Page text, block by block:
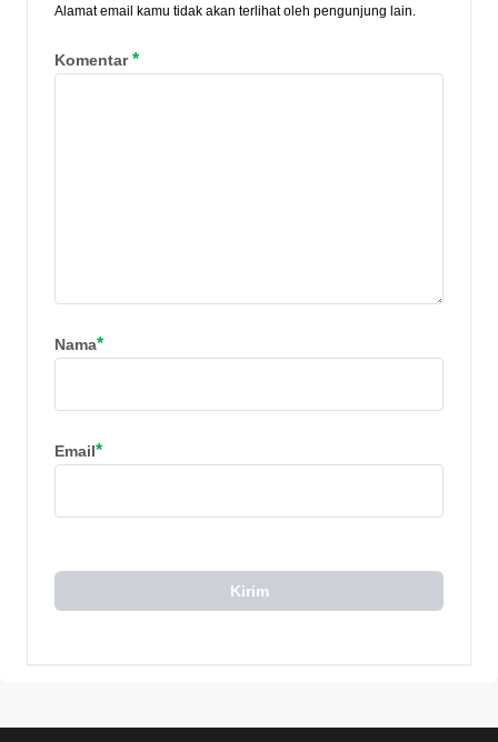
Alamat email kamu tidak akan terlihat oleh pengunjung lain.
Komentar*
Nama*
Email*
Kirim